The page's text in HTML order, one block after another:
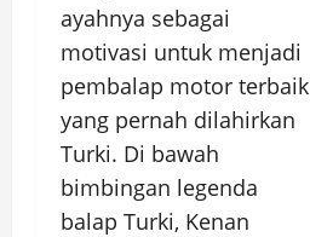
ayahnya sebagai
motivasi untuk menjadi
pembalap motor terbaik
yang pernah dilahirkan
Turki. Di bawah
bimbingan legenda
balap Turki, Kenan